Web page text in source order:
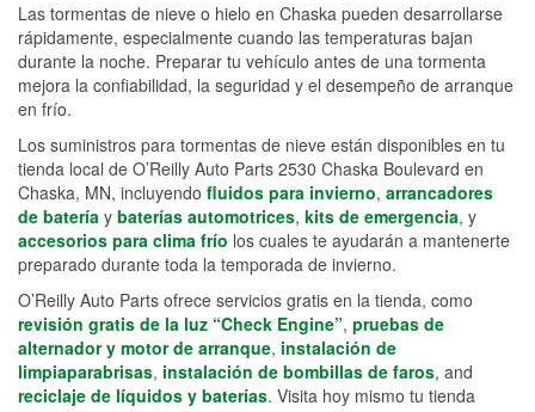
Las tormentas de nieve o hielo en Chaska pueden desarrollarse
rápidamente, especialmente cuando las temperaturas bajan
durante la noche. Preparar tu vehículo antes de una tormenta
mejora la confiabilidad, la seguridad y el desempeño de arranque
en frío.
Los suministros para tormentas de nieve están disponibles en tu
tienda local de O’Reilly Auto Parts 2530 Chaska Boulevard en
Chaska, MN, incluyendo fluidos para invierno, arrancadores
de batería y baterías automotrices, kits de emergencia, y
accesorios para clima frío los cuales te ayudarán a mantenerte
preparado durante toda la temporada de invierno.
O’Reilly Auto Parts ofrece servicios gratis en la tienda, como
revisión gratis de la luz “Check Engine”, pruebas de
alternador y motor de arranque, instalación de
limpiaparabrisas, instalación de bombillas de faros, and
reciclaje de líquidos y baterías. Visita hoy mismo tu tienda